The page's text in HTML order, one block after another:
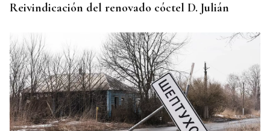
Reivindicación del renovado cóctel D. Julián